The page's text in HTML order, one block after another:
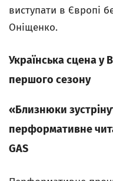
виступати в Європі
Оніщенко.
Українська сцена у
першого сезону
«Близнюки
перформативне
GAS